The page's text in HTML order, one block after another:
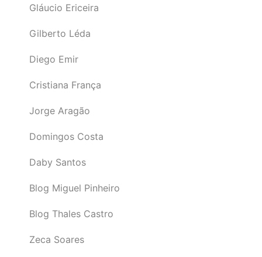
Gláucio Ericeira
Gilberto Léda
Diego Emir
Cristiana França
Jorge Aragão
Domingos Costa
Daby Santos
Blog Miguel Pinheiro
Blog Thales Castro
Zeca Soares